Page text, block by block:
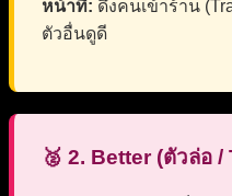
หน้าที่: ดึงคนเข้าร้าน
ตัวอื่นดูดี
🥈 2. Better (ตัวล่อ